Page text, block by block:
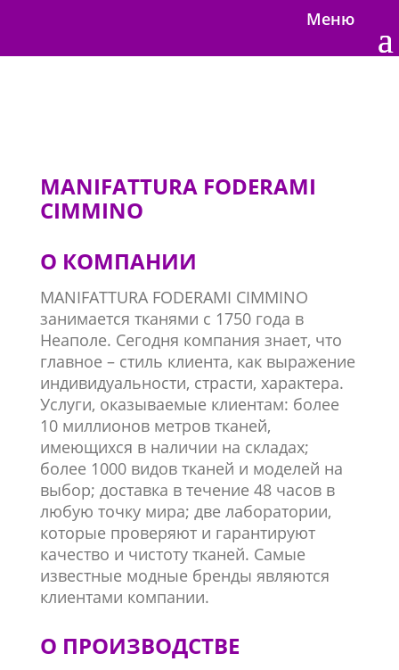
Меню
MANIFATTURA FODERAMI
CIMMINO
О КОМПАНИИ
MANIFATTURA FODERAMI CIMMINO
занимается тканями с 1750 года в
Неаполе. Сегодня компания знает, что
главное – стиль клиента, как выражение
индивидуальности, страсти, характера.
Услуги, оказываемые клиентам: более
10 миллионов метров тканей,
имеющихся в наличии на складах;
более 1000 видов тканей и моделей на
выбор; доставка в течение 48 часов в
любую точку мира; две лаборатории,
которые проверяют и гарантируют
качество и чистоту тканей. Самые
известные модные бренды являются
клиентами компании.
О ПРОИЗВОДСТВЕ